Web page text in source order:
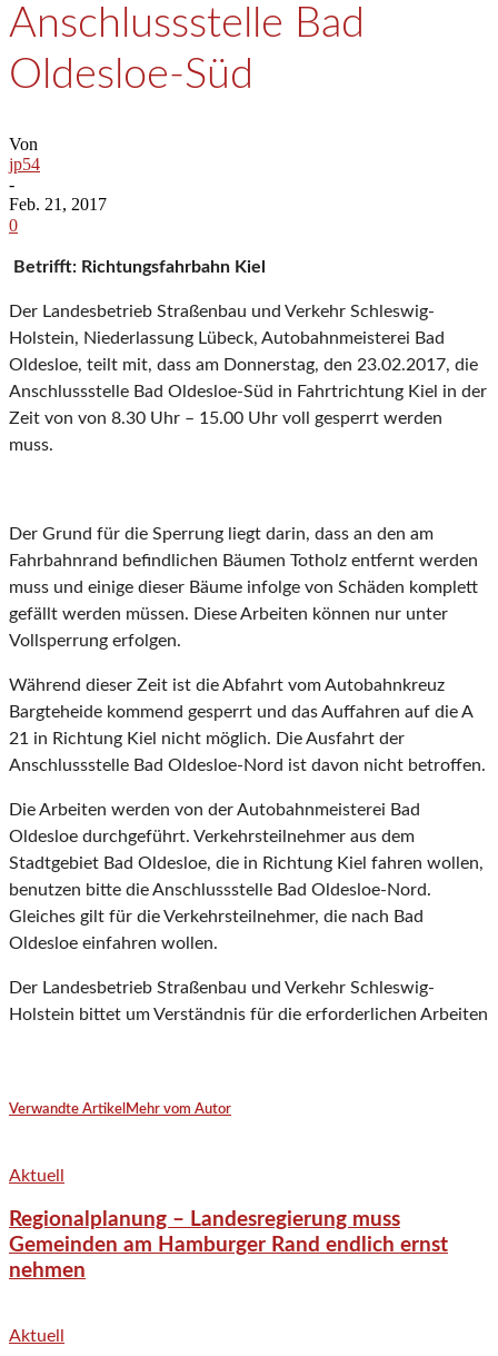
Anschlussstelle Bad
Oldesloe-Süd
Von
jp54
-
Feb. 21, 2017
0
Betrifft: Richtungsfahrbahn Kiel
Der Landesbetrieb Straßenbau und Verkehr Schleswig-
Holstein, Niederlassung Lübeck, Autobahnmeisterei Bad
Oldesloe, teilt mit, dass am Donnerstag, den 23.02.2017, die
Anschlussstelle Bad Oldesloe-Süd in Fahrtrichtung Kiel in der
Zeit von von 8.30 Uhr – 15.00 Uhr voll gesperrt werden
muss.
Der Grund für die Sperrung liegt darin, dass an den am
Fahrbahnrand befindlichen Bäumen Totholz entfernt werden
muss und einige dieser Bäume infolge von Schäden komplett
gefällt werden müssen. Diese Arbeiten können nur unter
Vollsperrung erfolgen.
Während dieser Zeit ist die Abfahrt vom Autobahnkreuz
Bargteheide kommend gesperrt und das Auffahren auf die A
21 in Richtung Kiel nicht möglich. Die Ausfahrt der
Anschlussstelle Bad Oldesloe-Nord ist davon nicht betroffen.
Die Arbeiten werden von der Autobahnmeisterei Bad
Oldesloe durchgeführt. Verkehrsteilnehmer aus dem
Stadtgebiet Bad Oldesloe, die in Richtung Kiel fahren wollen,
benutzen bitte die Anschlussstelle Bad Oldesloe-Nord.
Gleiches gilt für die Verkehrsteilnehmer, die nach Bad
Oldesloe einfahren wollen.
Der Landesbetrieb Straßenbau und Verkehr Schleswig-
Holstein bittet um Verständnis für die erforderlichen Arbeiten
Verwandte Artikel Mehr vom Autor
Aktuell
Regionalplanung – Landesregierung muss
Gemeinden am Hamburger Rand endlich ernst
nehmen
Aktuell